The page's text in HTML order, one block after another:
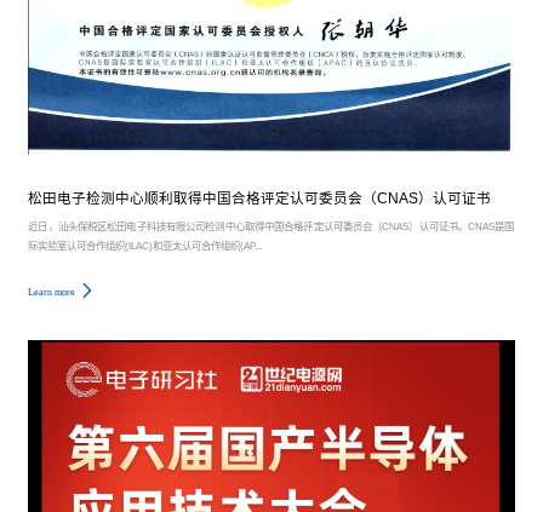
松田电子检测中心顺利取得中国合格评定认可委员会（CNAS）认可证书
近日，汕头保税区松田电子科技有限公司检测中心取得中国合格评定认可委员会（CNAS）认可证书。CNAS是国
际实验室认可合作组织(ILAC)和亚太认可合作组织(AP...
Learn more